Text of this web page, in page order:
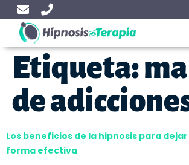
Etiqueta:
de
Los beneficios de la hipnosis para
forma efectiva